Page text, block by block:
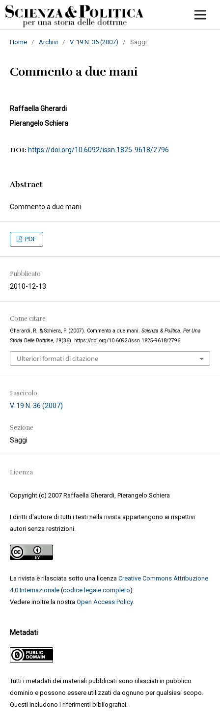
Home / Archivi / V. 19 N. 36 (2007) / Saggi
Commento a due mani
Raffaella Gherardi
Pierangelo Schiera
DOI: https://doi.org/10.6092/issn.1825-9618/2796
Abstract
Commento a due mani
PDF
Pubblicato
2010-12-13
Come citare
Gherardi, R., & Schiera, P. (2007). Commento a due mani. Scienza & Politica. Per Una
Storia Delle Dottrine, 19(36). https://doi.org/10.6092/issn.1825-9618/2796
Ulteriori formati di citazione
Fascicolo
V. 19 N. 36 (2007)
Sezione
Saggi
Licenza
Copyright (c) 2007 Raffaella Gherardi, Pierangelo Schiera
I diritti d'autore di tutti i testi nella rivista appartengono ai rispettivi
autori senza restrizioni.
La rivista è rilasciata sotto una licenza Creative Commons Attribuzione
4.0 Internazionale(codice legale completo).
Vedere inoltre la nostra Open Access Policy.
Metadati
Tutti i metadati dei materiali pubblicati sono rilasciati in pubblico
dominio e possono essere utilizzati da ognuno per qualsiasi scopo.
Questi includono i riferimenti bibliografici.